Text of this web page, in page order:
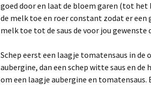
goed door en laat de bloem garen (tot
de melk toe en roer constant zodat er een
melk toe tot de saus de voor jou gewenste
Schep eerst een laagje tomatensaus in de
aubergine, dan een schep witte saus en de
om een laagje aubergine en